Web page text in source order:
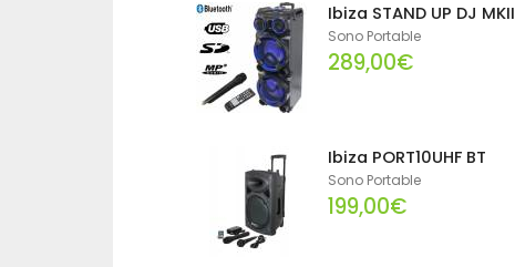
Ibiza STAND UP DJ MKII
Sono Portable
289,00€
Ibiza PORT10UHF BT
Sono Portable
199,00€